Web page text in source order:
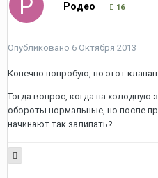
Родео 16
Опубликовано 6 Октября 2013
Конечно попробую, но этот
Тогда вопрос, когда на холодную
обороты нормальные, но после
начинают так залипать?